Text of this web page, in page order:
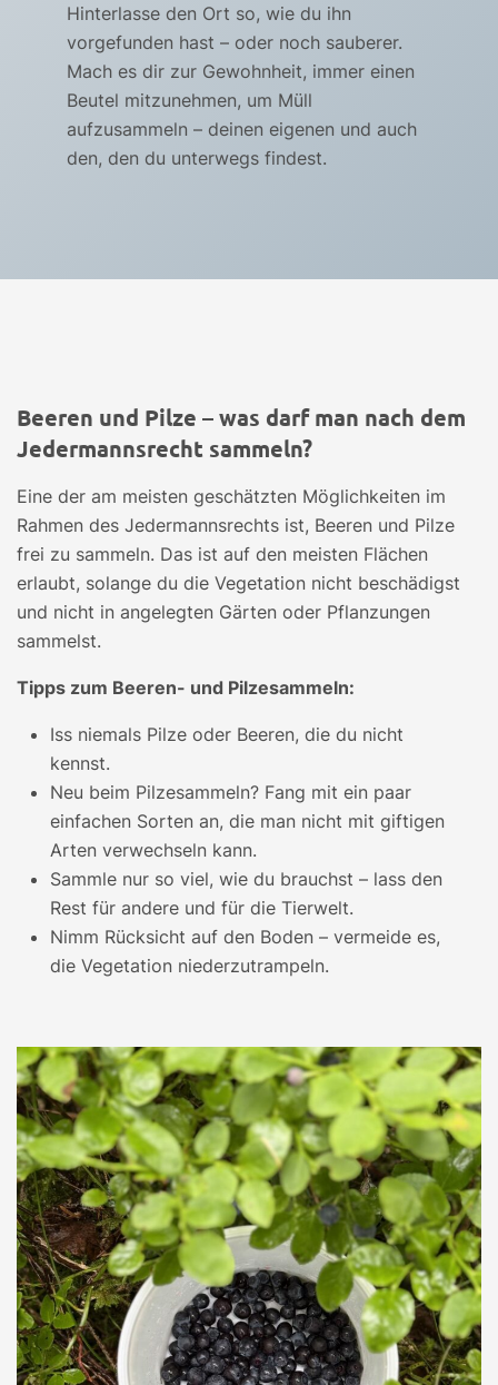
Hinterlasse den Ort so, wie du ihn
vorgefunden hast – oder noch sauberer.
Mach es dir zur Gewohnheit, immer einen
Beutel mitzunehmen, um Müll
aufzusammeln – deinen eigenen und auch
den, den du unterwegs findest.
Beeren und Pilze – was darf man nach dem
Jedermannsrecht sammeln?
Eine der am meisten geschätzten Möglichkeiten im
Rahmen des Jedermannsrechts ist, Beeren und Pilze
frei zu sammeln. Das ist auf den meisten Flächen
erlaubt, solange du die Vegetation nicht beschädigst
und nicht in angelegten Gärten oder Pflanzungen
sammelst.
Tipps zum Beeren- und Pilzesammeln:
Iss niemals Pilze oder Beeren, die du nicht
kennst.
Neu beim Pilzesammeln? Fang mit ein paar
einfachen Sorten an, die man nicht mit giftigen
Arten verwechseln kann.
Sammle nur so viel, wie du brauchst – lass den
Rest für andere und für die Tierwelt.
Nimm Rücksicht auf den Boden – vermeide es,
die Vegetation niederzutrampeln.